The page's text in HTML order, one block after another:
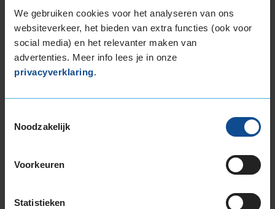
We gebruiken cookies voor het analyseren van ons
websiteverkeer, het bieden van extra functies (ook voor
social media) en het relevanter maken van
advertenties. Meer info lees je in onze
privacyverklaring.
Noodzakelijk
Voorkeuren
Statistieken
235/65R17 108H EXTRALOAD
245/55R17 106H EXTRALOAD
265/65R17 116H EXTRALOAD
18-inch banden
215/45R18 93V EXTRALOAD
215/55R18 99V EXTRALOAD